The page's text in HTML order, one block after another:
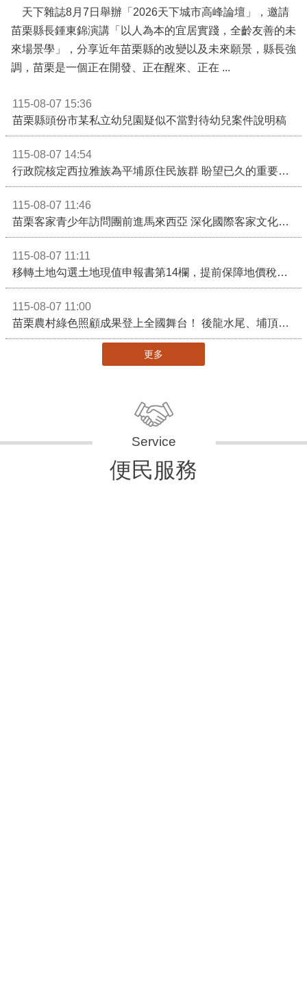
天下雜誌8月7日舉辦「2026天下城市高峰論壇」，邀請
苗栗縣長鍾東錦演講「以人為本的宜居實踐，全齡友善的未
來場景學」，分享近年苗栗縣的改變以及未來願景，縣長強
調，苗栗是一個正在開發、正在醒來、正在 ...
115-08-07 15:36
苗栗縣頭份市某私立幼兒園疑似不當對待幼兒案件說明稿
115-08-07 14:54
行政院核定西拉雅族為平埔原住民族群 盼望已久的重要時刻到來！8月13日起受理民族成員名冊登記
115-08-07 11:46
苗栗客家青少年訪問團前進馬來西亞 深化國際客家文化交流
115-08-07 11:11
移轉土地勾選土地現值申報書第14欄，提前保障地價稅節稅權益
115-08-07 11:00
苗栗農村綠色照顧成果登上全國舞台！ 後龍水尾、埔頂社區前進2026高齡健康產業博覽會
更多
便民服務